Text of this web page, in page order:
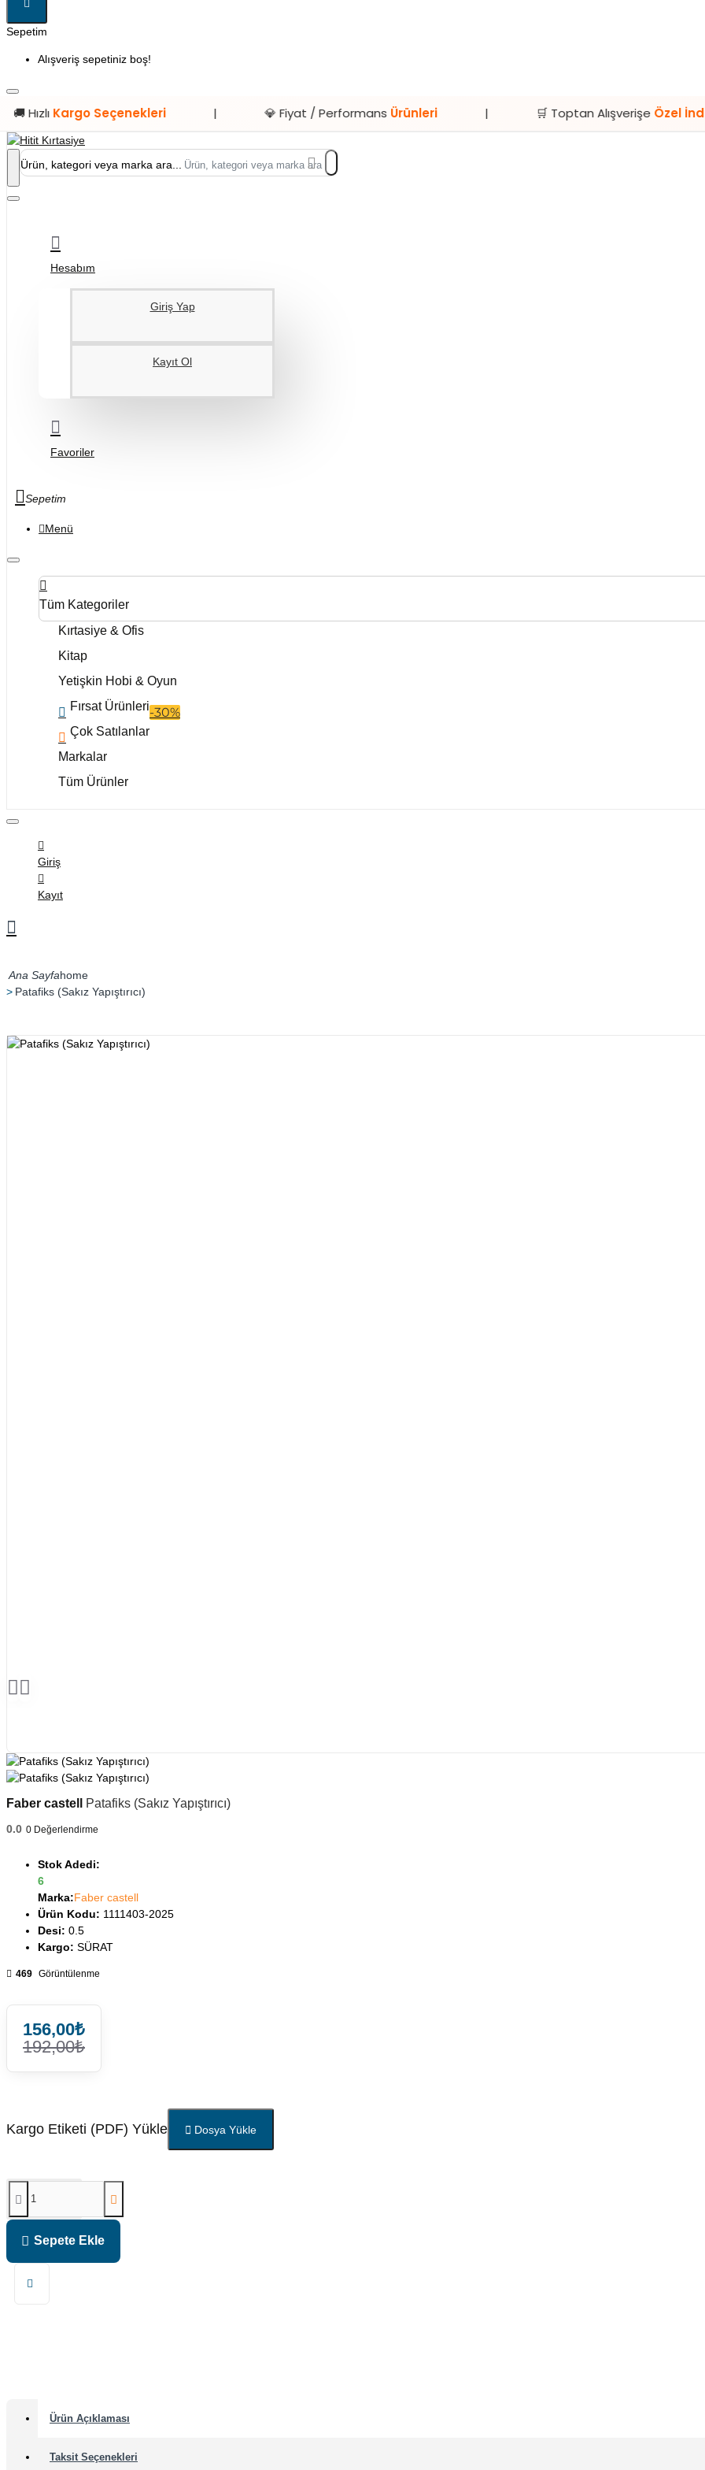
Sepetim
Alışveriş sepetiniz boş!
| 💎 Fiyat / PerformansÜrünleri | 🛒 Toptan AlışverişeÖzel İndirimler |
Ürün, kategori veya marka ara...
Hesabım
Giriş Yap
Kayıt Ol
Favoriler
Sepetim
Menü
Tüm Kategoriler
Kırtasiye & Ofis
Kitap
Yetişkin Hobi & Oyun
Fırsat Ürünleri-30%
Çok Satılanlar
Markalar
Tüm Ürünler
Giriş
Kayıt
home
Patafiks (Sakız Yapıştırıcı)
Faber castell Patafiks (Sakız Yapıştırıcı)
0.0 0 Değerlendirme
Stok Adedi:
6
Marka:Faber castell
Ürün Kodu: 1111403-2025
Desi: 0.5
Kargo: SÜRAT
469 Görüntülenme
156,00₺
192,00₺
Kargo Etiketi (PDF) Yükle Dosya Yükle
Sepete Ekle
Ürün Açıklaması
Taksit Seçenekleri